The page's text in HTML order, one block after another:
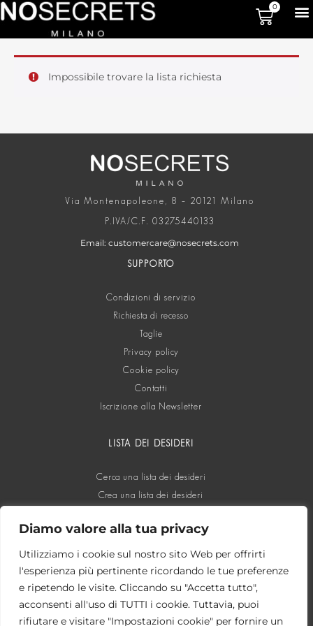
Diamo valore alla tua privacy
Utilizziamo i cookie sul nostro sito Web per offrirti
l'esperienza più pertinente ricordando le tue preferenze
e ripetendo le visite. Cliccando su "Accetta tutto",
acconsenti all'uso di TUTTI i cookie. Tuttavia, puoi
rifiutare e visitare "Impostazioni cookie" per fornire un
0
Impossibile trovare la lista richiesta
Via Montenapoleone, 8 – 20121 Milano
P.IVA/C.F. 03275440133
Email: customercare@nosecrets.com
SUPPORTO
Condizioni di servizio
Richiesta di recesso
Taglie
Privacy policy
Cookie policy
Contatti
Iscrizione alla Newsletter
LISTA DEI DESIDERI
Cerca una lista dei desideri
Crea una lista dei desideri
SOCIAL